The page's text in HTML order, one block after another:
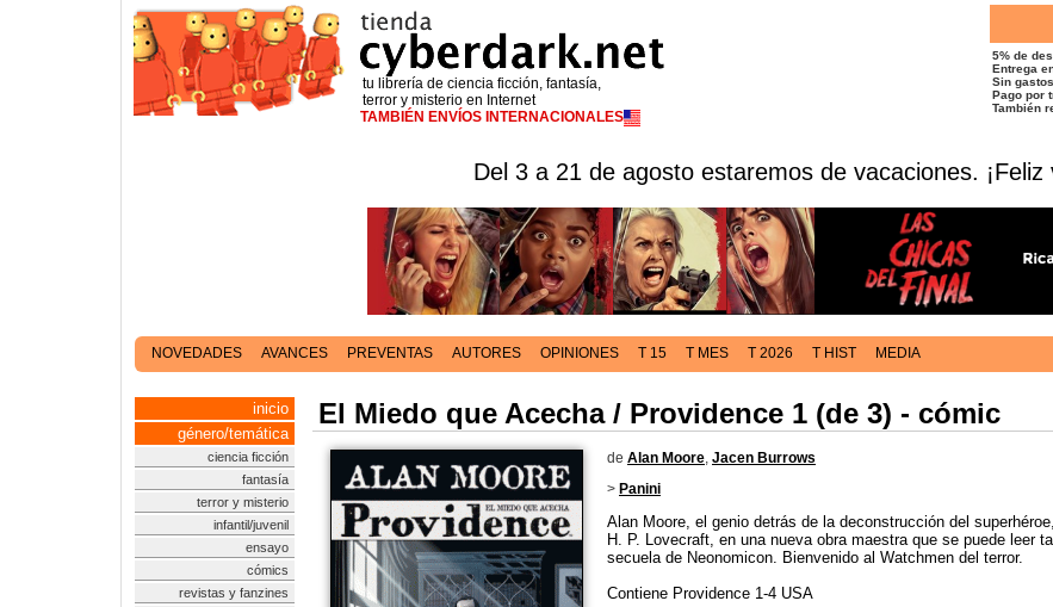
tu librería de ciencia ficción, fantasía,
terror y misterio en Internet
TAMBIÉN ENVÍOS INTERNACIONALES
5% de
Entrega
Sin
Pago por
También
Del 3 a 21 de agosto estaremos de vacaciones. ¡Feliz
NOVEDADES AVANCES PREVENTAS AUTORES OPINIONES T 15 T MES T 2026 T HIST MEDIA
inicio
género/temática
ciencia ficción
fantasía
terror y misterio
infantil/juvenil
ensayo
cómics
revistas y fanzines
El Miedo que Acecha / Providence 1 (de 3) - cómic
de Alan Moore, Jacen Burrows
> Panini
Alan Moore, el genio detrás de la deconstrucción del
H. P. Lovecraft, en una nueva obra maestra que se puede leer
secuela de Neonomicon. Bienvenido al Watchmen del terror.
Contiene Providence 1-4 USA